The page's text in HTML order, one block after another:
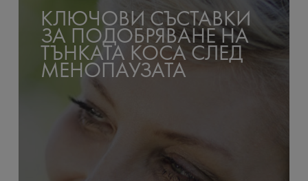
КЛЮЧОВИ СЪСТАВКИ
ЗА ПОДОБРЯВАНЕ НА
ТЪНКАТА КОСА СЛЕД
МЕНОПАУЗАТА